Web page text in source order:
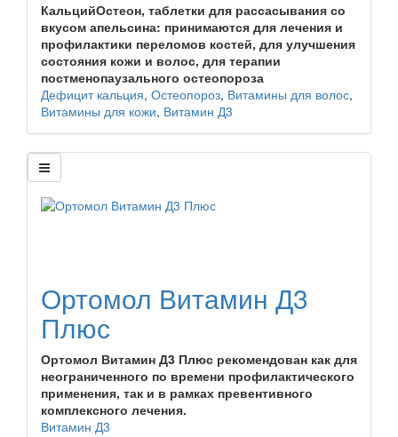
КальцийОстеон, таблетки для рассасывания со
вкусом апельсина: принимаются для лечения и
профилактики переломов костей, для улучшения
состояния кожи и волос, для терапии
постменопаузального остеопороза
Дефицит кальция, Остеопороз, Витамины для волос,
Витамины для кожи, Витамин Д3
Ортомол Витамин Д3
Плюс
Ортомол Витамин Д3 Плюс рекомендован как для
неограниченного по времени профилактического
применения, так и в рамках превентивного
комплексного лечения.
Витамин Д3